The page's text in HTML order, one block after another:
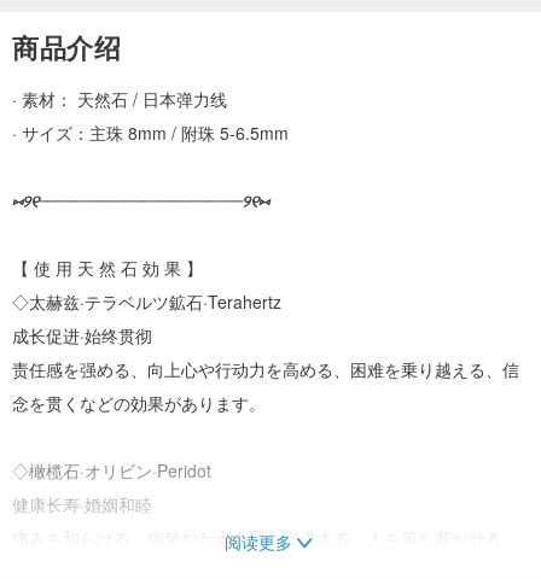
商品介绍
· 素材： 天然石 / 日本弹力线
· サイズ：主珠 8mm / 附珠 5-6.5mm
⑅୨୧┈┈┈┈┈┈┈┈┈┈┈┈୨୧⑅
【 使 用 天 然 石 効 果 】
◇太赫兹·テラベルツ鉱石·Terahertz
成长促进·始终贯彻
责任感を强める、向上心や行动力を高める、困难を乗り越える、信
念を贯くなどの効果があります。
◇橄榄石·オリビン·Peridot
健康长寿·婚姻和睦
痛みを和らげる、病気やケガ全治を促进する、人を落ち着かせる、
阅读更多